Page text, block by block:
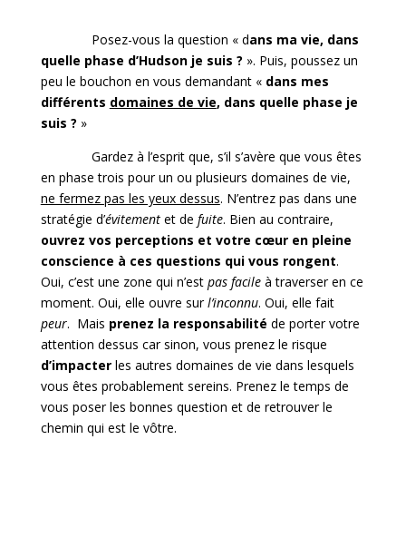
Posez-vous la question « dans ma vie, dans
quelle phase d’Hudson je suis ? ». Puis, poussez un
peu le bouchon en vous demandant « dans mes
différents domaines de vie, dans quelle phase je
suis ? »
Gardez à l’esprit que, s’il s’avère que vous êtes
en phase trois pour un ou plusieurs domaines de vie,
ne fermez pas les yeux dessus. N’entrez pas dans une
stratégie d’évitementet de fuite. Bien au contraire,
ouvrez vos perceptions et votre cœur en pleine
conscience à ces questions qui vous rongent.
Oui, c’est une zone qui n’est pas facileà traverser en ce
moment. Oui, elle ouvre surl’inconnu. Oui, elle fait
peur. Mais prenez la responsabilité de porter votre
attention dessus car sinon, vous prenez le risque
d’impacterles autres domaines de vie dans lesquels
vous êtes probablement sereins. Prenez le temps de
vous poser les bonnes question et de retrouver le
chemin qui est le vôtre.